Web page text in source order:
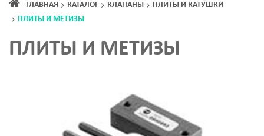
ГЛАВНАЯ КАТАЛОГ КЛАПАНЫ
ПЛИТЫ И КАТУШКИ
ПЛИТЫ И МЕТИЗЫ
ПЛИТЫ И МЕТИЗЫ